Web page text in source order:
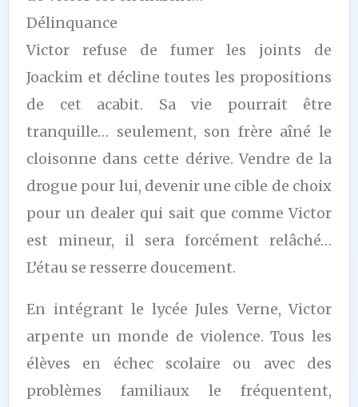
Délinquance
Victor refuse de fumer les joints de
Joackim et décline toutes les propositions
de cet acabit. Sa vie pourrait être
tranquille… seulement, son frère aîné le
cloisonne dans cette dérive. Vendre de la
drogue pour lui, devenir une cible de choix
pour un dealer qui sait que comme Victor
est mineur, il sera forcément relâché…
L’étau se resserre doucement.
En intégrant le lycée Jules Verne, Victor
arpente un monde de violence. Tous les
élèves en échec scolaire ou avec des
problèmes familiaux le fréquentent,